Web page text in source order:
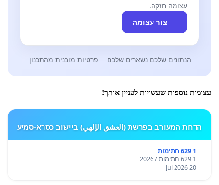
עצומה חזקה.
צור עצומה
הנתונים שלכם נשארים שלכם פרטיות מובנית מהתכנון
עצומות נוספות שעשויות לעניין אותך!
הדחת המעורב בפרשת (العشق الإلهي) ביישוב כסרא-סמיע
1 629 חתימות
1 629 חתימות / 2026
20 Jul 2026